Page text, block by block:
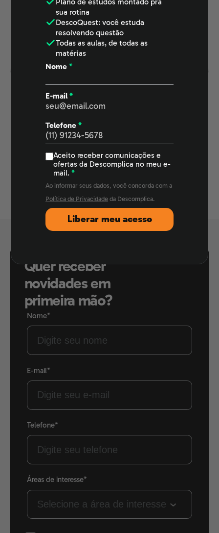
que é SCRUM.
Atualizado em
22/06/2022
Ver mais publicações
Página 1 Próxima →
Quer receber
novidades em
primeira mão?
Nome*
E-mail*
Telefone*
Áreas de interesse*
sua rotina
DescoQuest: você estuda
resolvendo questão
Todas as aulas, de todas as
matérias
Nome *
E-mail *
Telefone *
Aceito receber comunicações e
ofertas da Descomplica no meu e-
mail. *
Ao informar seus dados, você concorda com a
Política de Privacidade da Descomplica.
Liberar meu acesso